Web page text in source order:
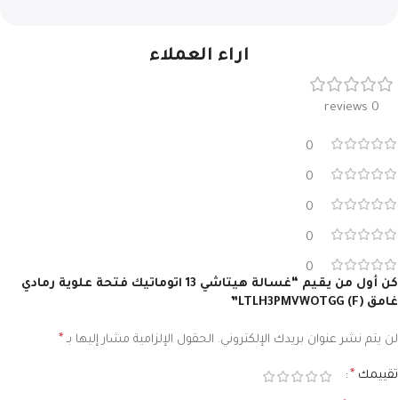
اراء العملاء
0 reviews
0
0
0
0
0
كن أول من يقيم “غسالة هيتاشي 13 اتوماتيك فتحة علوية رمادي
غامق LTLH3PMVWOTGG (F)”
لن يتم نشر عنوان بريدك الإلكتروني. الحقول الإلزامية مشار إليها بـ *
تقييمك *